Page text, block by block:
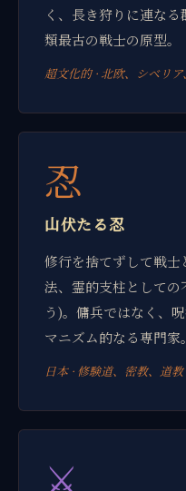
く、長き狩りに連な
類最古の戦士の原型。
超文化的 · 北欧、シベリ
忍
山伏たる忍
修行を捨てずして戦
法、霊的支柱として
う)。傭兵ではなく、
マニズム的なる専門家。
日本 · 修験道、密教、道教
⚔